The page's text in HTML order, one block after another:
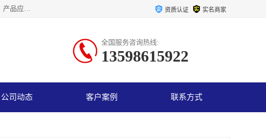
河南大林橡胶通信器材有限公司是一个专注于各种橡胶件、离合器及配件、泥浆泵及配件等产品设计制造和加工的企业。产品应用于矿山、冶金、石油、钢铁、化工、水泥、船舶、造纸、通用机械等各种大功率机械传动或制动装置。 资质认证 实名商家
全国服务咨询热线:
13598615922
公司动态 客户案例 联系方式